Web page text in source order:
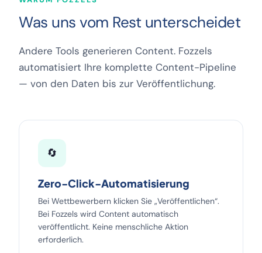
Was uns vom Rest unterscheidet
Andere Tools generieren Content. Fozzels
automatisiert Ihre komplette Content-Pipeline
— von den Daten bis zur Veröffentlichung.
🔄
Zero-Click-Automatisierung
Bei Wettbewerbern klicken Sie „Veröffentlichen“.
Bei Fozzels wird Content automatisch
veröffentlicht. Keine menschliche Aktion
erforderlich.